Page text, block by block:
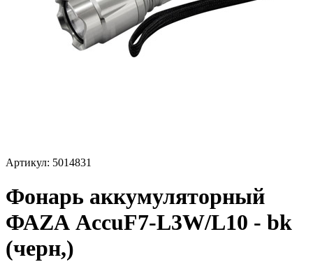
Артикул: 5014831
Фонарь аккумуляторный
ФАZА AccuF7-L3W/L10 - bk
(черн,)